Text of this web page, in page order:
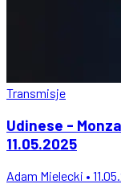
Transmisje
Udinese -
11.05.2025
Adam Mielecki •